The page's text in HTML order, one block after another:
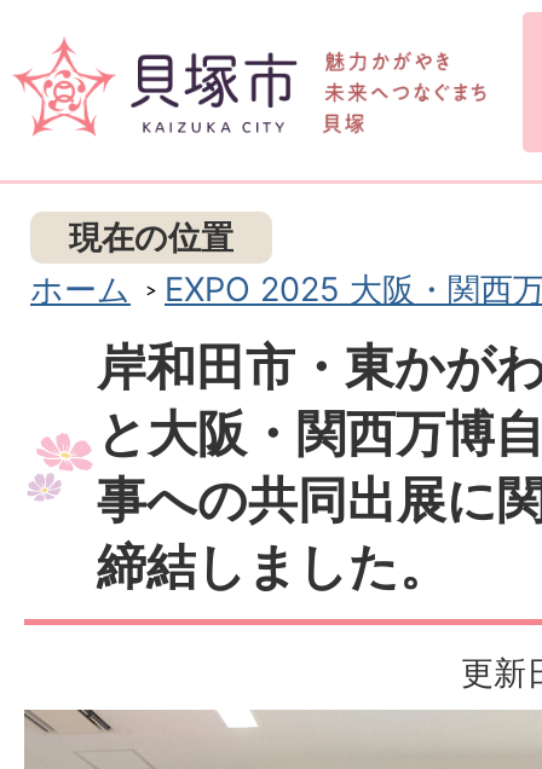
現在の位置
ホーム
EXPO 2025 大阪・関西
岸和田市・東かが
と大阪・関西万博
事への共同出展に
締結しました。
更新